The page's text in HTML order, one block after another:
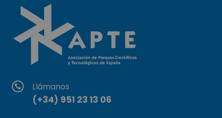
Llámanos
(+34) 951 23 13 06